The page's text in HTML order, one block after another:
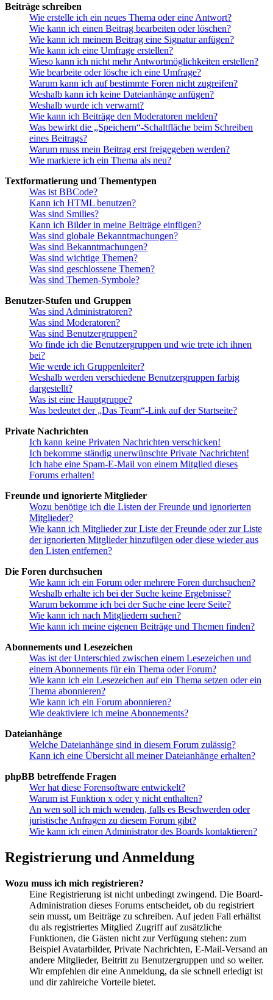
Beiträge schreiben
Wie erstelle ich ein neues Thema oder eine Antwort?
Wie kann ich einen Beitrag bearbeiten oder löschen?
Wie kann ich meinem Beitrag eine Signatur anfügen?
Wie kann ich eine Umfrage erstellen?
Wieso kann ich nicht mehr Antwortmöglichkeiten erstellen?
Wie bearbeite oder lösche ich eine Umfrage?
Warum kann ich auf bestimmte Foren nicht zugreifen?
Weshalb kann ich keine Dateianhänge anfügen?
Weshalb wurde ich verwarnt?
Wie kann ich Beiträge den Moderatoren melden?
Was bewirkt die „Speichern“-Schaltfläche beim Schreiben
eines Beitrags?
Warum muss mein Beitrag erst freigegeben werden?
Wie markiere ich ein Thema als neu?
Textformatierung und Thementypen
Was ist BBCode?
Kann ich HTML benutzen?
Was sind Smilies?
Kann ich Bilder in meine Beiträge einfügen?
Was sind globale Bekanntmachungen?
Was sind Bekanntmachungen?
Was sind wichtige Themen?
Was sind geschlossene Themen?
Was sind Themen-Symbole?
Benutzer-Stufen und Gruppen
Was sind Administratoren?
Was sind Moderatoren?
Was sind Benutzergruppen?
Wo finde ich die Benutzergruppen und wie trete ich ihnen
bei?
Wie werde ich Gruppenleiter?
Weshalb werden verschiedene Benutzergruppen farbig
dargestellt?
Was ist eine Hauptgruppe?
Was bedeutet der „Das Team“-Link auf der Startseite?
Private Nachrichten
Ich kann keine Privaten Nachrichten verschicken!
Ich bekomme ständig unerwünschte Private Nachrichten!
Ich habe eine Spam-E-Mail von einem Mitglied dieses
Forums erhalten!
Freunde und ignorierte Mitglieder
Wozu benötige ich die Listen der Freunde und ignorierten
Mitglieder?
Wie kann ich Mitglieder zur Liste der Freunde oder zur Liste
der ignorierten Mitglieder hinzufügen oder diese wieder aus
den Listen entfernen?
Die Foren durchsuchen
Wie kann ich ein Forum oder mehrere Foren durchsuchen?
Weshalb erhalte ich bei der Suche keine Ergebnisse?
Warum bekomme ich bei der Suche eine leere Seite?
Wie kann ich nach Mitgliedern suchen?
Wie kann ich meine eigenen Beiträge und Themen finden?
Abonnements und Lesezeichen
Was ist der Unterschied zwischen einem Lesezeichen und
einem Abonnements für ein Thema oder Forum?
Wie kann ich ein Lesezeichen auf ein Thema setzen oder ein
Thema abonnieren?
Wie kann ich ein Forum abonnieren?
Wie deaktiviere ich meine Abonnements?
Dateianhänge
Welche Dateianhänge sind in diesem Forum zulässig?
Kann ich eine Übersicht all meiner Dateianhänge erhalten?
phpBB betreffende Fragen
Wer hat diese Forensoftware entwickelt?
Warum ist Funktion x oder y nicht enthalten?
An wen soll ich mich wenden, falls es Beschwerden oder
juristische Anfragen zu diesem Forum gibt?
Wie kann ich einen Administrator des Boards kontaktieren?
Registrierung und Anmeldung
Wozu muss ich mich registrieren?
Eine Registrierung ist nicht unbedingt zwingend. Die Board-
Administration dieses Forums entscheidet, ob du registriert
sein musst, um Beiträge zu schreiben. Auf jeden Fall erhältst
du als registriertes Mitglied Zugriff auf zusätzliche
Funktionen, die Gästen nicht zur Verfügung stehen: zum
Beispiel Avatarbilder, Private Nachrichten, E-Mail-Versand an
andere Mitglieder, Beitritt zu Benutzergruppen und so weiter.
Wir empfehlen dir eine Anmeldung, da sie schnell erledigt ist
und dir zahlreiche Vorteile bietet.